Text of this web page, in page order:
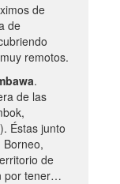
de
de
remotos.
.
de las
Éstas junto
de
por tener…